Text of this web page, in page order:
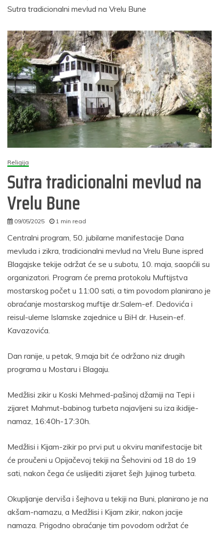
Sutra tradicionalni mevlud na Vrelu Bune
Religija
Sutra tradicionalni mevlud na
Vrelu Bune
09/05/2025
1 min read
Centralni program, 50. jubilarne manifestacije Dana
mevluda i zikra, tradicionalni mevlud na Vrelu Bune ispred
Blagajske tekije održat će se u subotu, 10. maja, saopćili su
organizatori. Program će prema protokolu Muftijstva
mostarskog počet u 11:00 sati, a tim povodom planirano je
obraćanje mostarskog muftije dr.Salem-ef. Dedovića i
reisul-uleme Islamske zajednice u BiH dr. Husein-ef.
Kavazovića.
Dan ranije, u petak, 9.maja bit će održano niz drugih
programa u Mostaru i Blagaju.
Medžlisi zikir u Koski Mehmed-pašinoj džamiji na Tepi i
zijaret Mahmut-babinog turbeta najavljeni su iza ikidije-
namaz, 16:40h-17:30h.
Medžlisi i Kijam-zikir po prvi put u okviru manifestacije bit
će proučeni u Opijačevoj tekiji na Šehovini od 18 do 19
sati, nakon čega će uslijediti zijaret šejh Jujinog turbeta.
Okupljanje derviša i šejhova u tekiji na Buni, planirano je na
akšam-namazu, a Medžlisi i Kijam zikir, nakon jacije
namaza. Prigodno obraćanje tim povodom održat će